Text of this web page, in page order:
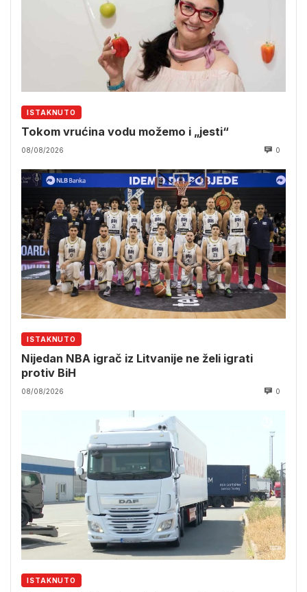
ISTAKNUTO
Tokom vrućina vodu možemo i „jesti“
08/08/2026 0
ISTAKNUTO
Nijedan NBA igrač iz Litvanije ne želi igrati
protiv BiH
08/08/2026 0
ISTAKNUTO